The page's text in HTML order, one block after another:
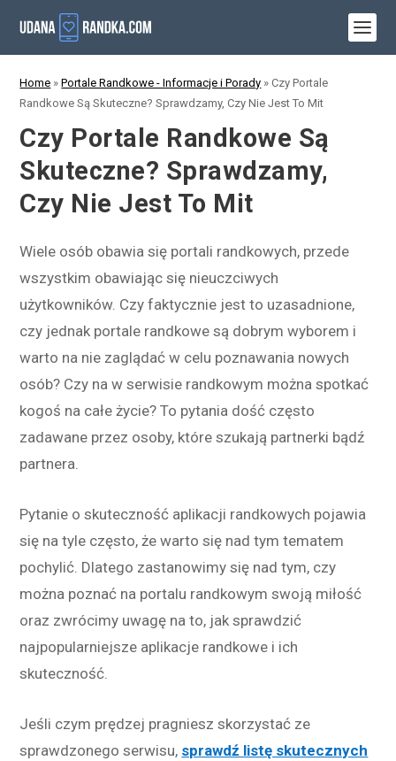
Home »Portale Randkowe - Informacje i Porady »Czy Portale
Randkowe Są Skuteczne? Sprawdzamy, Czy Nie Jest To Mit
Czy Portale Randkowe Są
Skuteczne? Sprawdzamy,
Czy Nie Jest To Mit
Wiele osób obawia się portali randkowych, przede
wszystkim obawiając się nieuczciwych
użytkowników. Czy faktycznie jest to uzasadnione,
czy jednak portale randkowe są dobrym wyborem i
warto na nie zaglądać w celu poznawania nowych
osób? Czy na w serwisie randkowym można spotkać
kogoś na całe życie? To pytania dość często
zadawane przez osoby, które szukają partnerki bądź
partnera.
Pytanie o skuteczność aplikacji randkowych pojawia
się na tyle często, że warto się nad tym tematem
pochylić. Dlatego zastanowimy się nad tym, czy
można poznać na portalu randkowym swoją miłość
oraz zwrócimy uwagę na to, jak sprawdzić
najpopularniejsze aplikacje randkowe i ich
skuteczność.
Jeśli czym prędzej pragniesz skorzystać ze
sprawdzonego serwisu, sprawdź listę skutecznych